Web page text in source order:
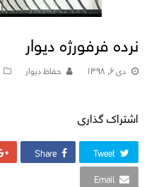
نرده فرفورژه دیوار
دی ۶, ۱۳۹۸ حفاظ دیوار
اشتراک گذاری
Tweet
Share
Email